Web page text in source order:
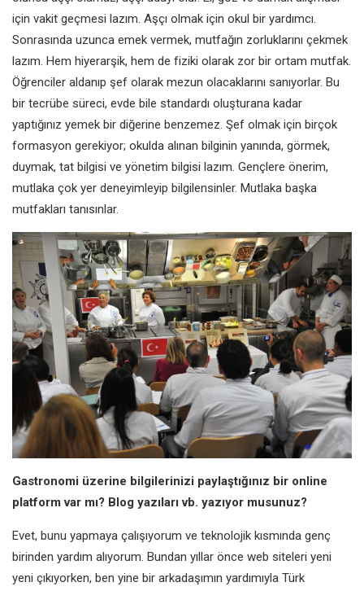
için vakit geçmesi lazım. Aşçı olmak için okul bir yardımcı.
Sonrasında uzunca emek vermek, mutfağın zorluklarını çekmek
lazım. Hem hiyerarşik, hem de fiziki olarak zor bir ortam mutfak.
Öğrenciler aldanıp şef olarak mezun olacaklarını sanıyorlar. Bu
bir tecrübe süreci, evde bile standardı oluşturana kadar
yaptığınız yemek bir diğerine benzemez. Şef olmak için birçok
formasyon gerekiyor; okulda alınan bilginin yanında, görmek,
duymak, tat bilgisi ve yönetim bilgisi lazım. Gençlere önerim,
mutlaka çok yer deneyimleyip bilgilensinler. Mutlaka başka
mutfakları tanısınlar.
Gastronomi üzerine bilgilerinizi paylaştığınız bir online
platform var mı? Blog yazıları vb. yazıyor musunuz?
Evet, bunu yapmaya çalışıyorum ve teknolojik kısmında genç
birinden yardım alıyorum. Bundan yıllar önce web siteleri yeni
yeni çıkıyorken, ben yine bir arkadaşımın yardımıyla Türk